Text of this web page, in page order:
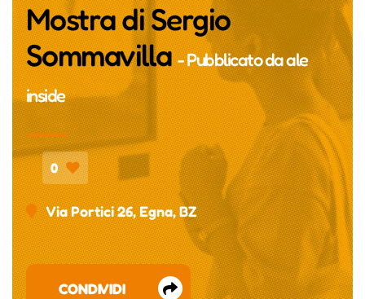
Mostra di Sergio
Sommavilla- Pubblicato daale
inside
0
Via Portici 26, Egna, BZ
CONDIVIDI